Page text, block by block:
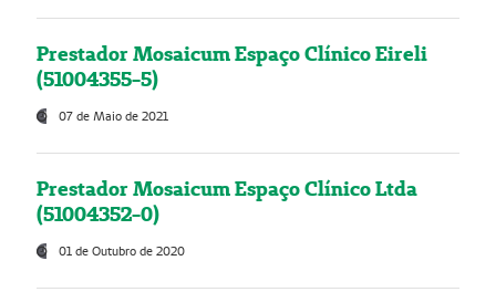
Prestador Mosaicum Espaço Clínico Eireli
(51004355-5)
07 de Maio de 2021
Prestador Mosaicum Espaço Clínico Ltda
(51004352-0)
01 de Outubro de 2020